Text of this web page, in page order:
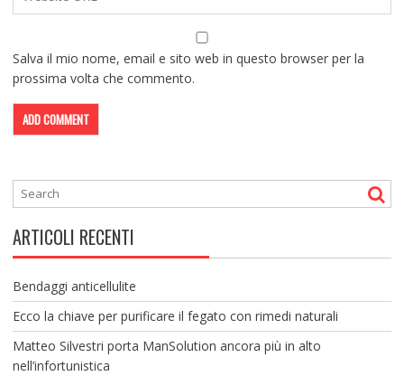
Salva il mio nome, email e sito web in questo browser per la
prossima volta che commento.
ARTICOLI RECENTI
Bendaggi anticellulite
Ecco la chiave per purificare il fegato con rimedi naturali
Matteo Silvestri porta ManSolution ancora più in alto
nell’infortunistica